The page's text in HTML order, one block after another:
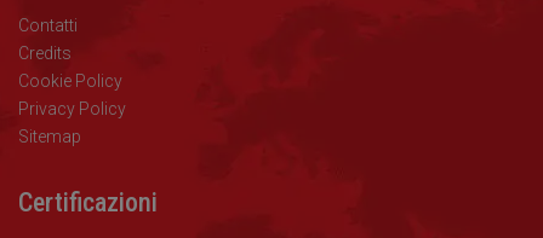
Contatti
Credits
Cookie Policy
Privacy Policy
Sitemap
Certificazioni